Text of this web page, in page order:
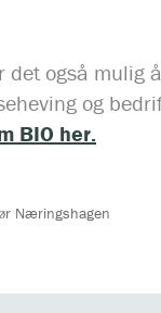
også mulig
og
BIO her.
Næringshagen